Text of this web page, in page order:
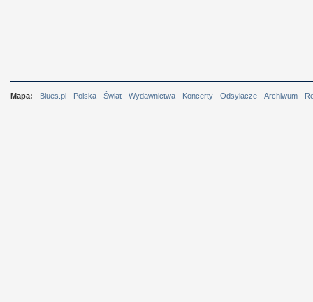
Mapa: Blues.pl Polska Świat Wydawnictwa Koncerty Odsyłacze Archiwum